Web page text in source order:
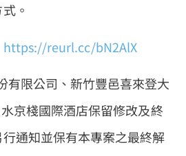
。
https://reurl.cc/bN2AlX
有限公司、新竹豐邑喜來登大
京棧國際酒店保留修改及終
通知並保有本專案之最終解